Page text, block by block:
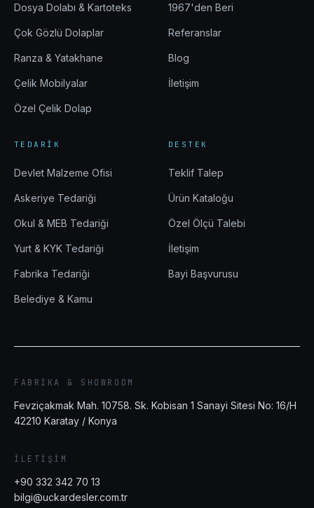
Dosya Dolabı & Kartoteks
Çok Gözlü Dolaplar
Ranza & Yatakhane
Çelik Mobilyalar
Özel Çelik Dolap
1967'den Beri
Referanslar
Blog
İletişim
TEDARIK
Devlet Malzeme Ofisi
Askeriye Tedariği
Okul & MEB Tedariği
Yurt & KYK Tedariği
Fabrika Tedariği
Belediye & Kamu
DESTEK
Teklif Talep
Ürün Kataloğu
Özel Ölçü Talebi
İletişim
Bayi Başvurusu
FABRIKA & SHOWROOM
Fevziçakmak Mah. 10758. Sk. Kobisan 1 Sanayi Sitesi No: 16/H
42210 Karatay / Konya
İLETIŞIM
+90 332 342 70 13
bilgi@uckardesler.com.tr